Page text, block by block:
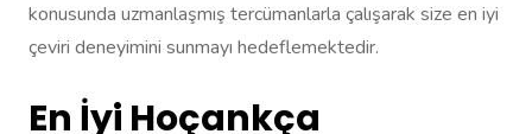
konusunda uzmanlaşmış tercümanlarla çalışarak size en iyi
çeviri deneyimini sunmayı hedeflemektedir.
En İyi Hoçankça